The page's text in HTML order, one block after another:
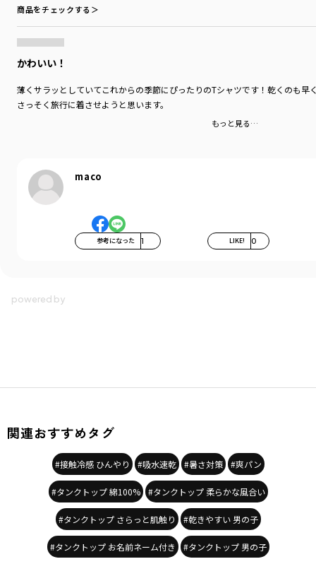
商品をチェックする＞
かわいい！
薄くサラッとしていてこれからの季節にぴったりのTシャツです！乾くのも早
さっそく旅行に着させようと思います。
もっと見る…
maco
参考になった 1 LIKE! 0
着用イメージ/カラー：アイボリー
モデル：身長115.2cm 体重17kg
サイズ：サイズ120
ブランド
カテゴリ
／ トップス> 半袖Tシャツ・タンクトップ
カラー
／グリーン
関連おすすめタグ
#接触冷感 ひんやり #吸水速乾 #暑さ対策 #爽パン
#タンクトップ 綿100% #タンクトップ 柔らかな風合い
#タンクトップ さらっと肌触り #乾きやすい 男の子
#タンクトップ お名前ネーム付き #タンクトップ 男の子